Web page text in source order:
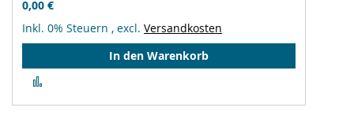
0,00 €
Inkl. 0% Steuern , excl. Versandkosten
In den Warenkorb
hinzufügen